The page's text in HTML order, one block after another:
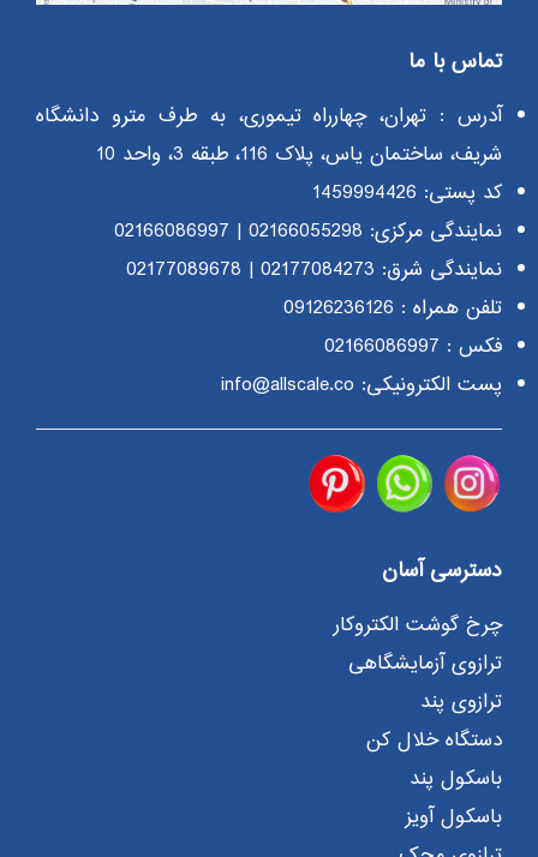
تماس با ما
آدرس : تهران، چهارراه تیموری، به طرف مترو دانشگاه
شریف، ساختمان یاس، پلاک 116، طبقه 3، واحد 10
کد پستی: 1459994426
نمایندگی مرکزی: 02166055298
|
02166086997
نمایندگی شرق: 02177084273
|
02177089678
تلفن همراه : 09126236126
فکس : 02166086997
پست الکترونیکی: info@allscale.co
دسترسی آسان
چرخ گوشت الکتروکار
ترازوی آزمایشگاهی
ترازوی پند
دستگاه خلال کن
باسکول پند
باسکول آویز